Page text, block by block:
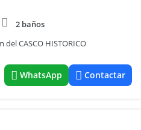
2 baños
del CASCO HISTORICO
WhatsApp Contactar